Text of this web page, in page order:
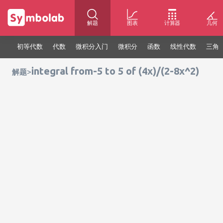
解题 图表 计算器 几何
初等代数 代数 微积分入门 微积分 函数 线性代数 三角
解题>integral from-5 to 5 of (4x)/(2-8x^2)